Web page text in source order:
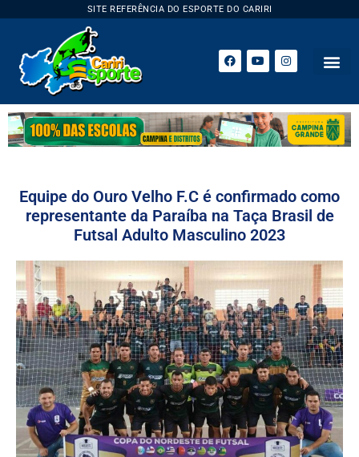
SITE REFERÊNCIA DO ESPORTE DO CARIRI
Equipe do Ouro Velho F.C é confirmado como
representante da Paraíba na Taça Brasil de
Futsal Adulto Masculino 2023